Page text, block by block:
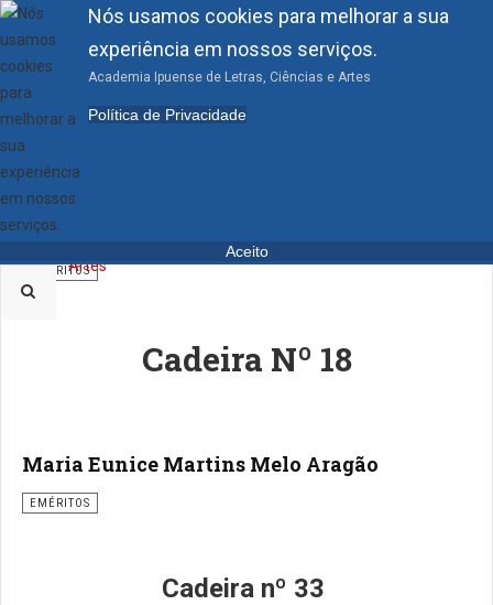
Nós usamos cookies para melhorar a sua
experiência em nossos serviços.
Academia Ipuense de Letras, Ciências e Artes
Política de Privacidade
Aceito
ACADÊMICOS EMÉRITOS
João Pereira Mourão
EMÉRITOS
Cadeira Nº 18
Maria Eunice Martins Melo Aragão
EMÉRITOS
Cadeira nº 33